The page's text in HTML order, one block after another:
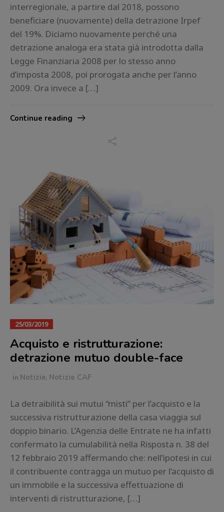
interregionale, a partire dal 2018, possono
beneficiare (nuovamente) della detrazione Irpef
del 19%. Diciamo nuovamente perché una
detrazione analoga era stata già introdotta dalla
Legge Finanziaria 2008 per lo stesso anno
d’imposta 2008, poi prorogata anche per l’anno
2009. Ora invece a […]
Continue reading
25/03/2019
Acquisto e ristrutturazione:
detrazione mutuo double-face
in Notizie, Notizie CAF
La detraibilità sui mutui “misti” per l’acquisto e la
successiva ristrutturazione della casa viaggia sul
doppio binario. L’Agenzia delle Entrate ne ha infatti
confermato la cumulabilità nella Risposta n. 38 del
12 febbraio 2019 affermando che: nell’ipotesi in cui
il contribuente contragga un mutuo per l’acquisto di
un immobile e la successiva effettuazione di
interventi di ristrutturazione, […]